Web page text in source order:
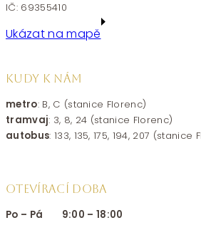
IČ: 69355410
Ukázat na mapě
KUDY K NÁM
metro: B, C (stanice Florenc)
tramvaj: 3, 8, 24 (stanice Florenc)
autobus: 133, 135, 175, 194, 207 (stanice
OTEVÍRACÍ DOBA
Po – Pá 9:00 – 18:00